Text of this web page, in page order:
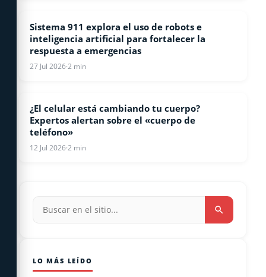
NOTICIAS
Sistema 911 explora el uso de robots e
inteligencia artificial para fortalecer la
respuesta a emergencias
27 Jul 2026·2 min
CELULARES
¿El celular está cambiando tu cuerpo?
Expertos alertan sobre el «cuerpo de
teléfono»
12 Jul 2026·2 min
LO MÁS LEÍDO